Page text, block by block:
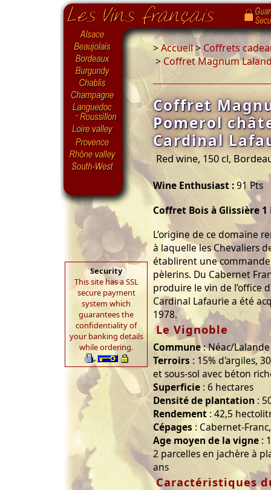
Security
This site has a SSL
secure payment
system which
guarantees the
confidentiality of
your banking details
while ordering.
>Accueil>Coffrets
> Coffret Magnum
Coffret
Pomerol
Cardinal
Red wine, 150 cl,
Wine Enthusiast :91 Pts
Coffret Bois à Glissière
L’origine de ce domaine
à laquelle les Chevaliers
établirent une
pèlerins. Du Cabernet
produire le vin de l’office
Cardinal Lafaurie a été
1978.
Le Vignoble
Commune: Néac/
Terroirs : 15% d'argiles,
et sous-sol avec béton
Superficie : 6 hectares
Densité de plantation :
Rendement: 42,5
Cépages : Cabernet-
Age moyen de la vigne :
2 parcelles en jachère à
ans
Caractéristiques